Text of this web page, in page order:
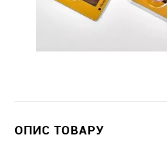
ОПИС ТОВАРУ